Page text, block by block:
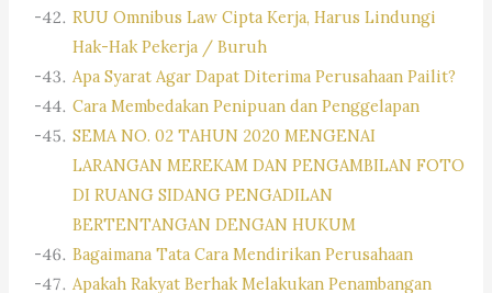
RUU Omnibus Law Cipta Kerja, Harus Lindungi
Hak-Hak Pekerja / Buruh
Apa Syarat Agar Dapat Diterima Perusahaan Pailit?
Cara Membedakan Penipuan dan Penggelapan
SEMA NO. 02 TAHUN 2020 MENGENAI
LARANGAN MEREKAM DAN PENGAMBILAN FOTO
DI RUANG SIDANG PENGADILAN
BERTENTANGAN DENGAN HUKUM
Bagaimana Tata Cara Mendirikan Perusahaan
Apakah Rakyat Berhak Melakukan Penambangan